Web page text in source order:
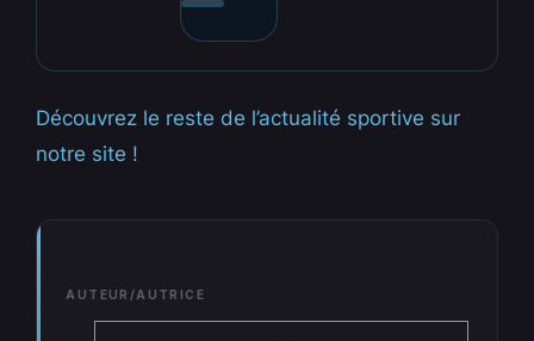
Découvrez le reste de l’actualité sportive sur
notre site !
AUTEUR/AUTRICE